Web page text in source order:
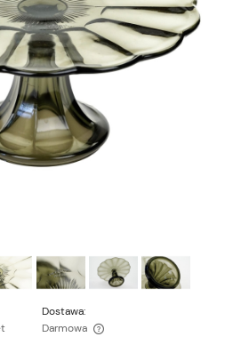
Dostawa:
Darmowa